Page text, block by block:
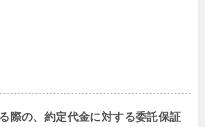
際の、約定代金に対する委託保証